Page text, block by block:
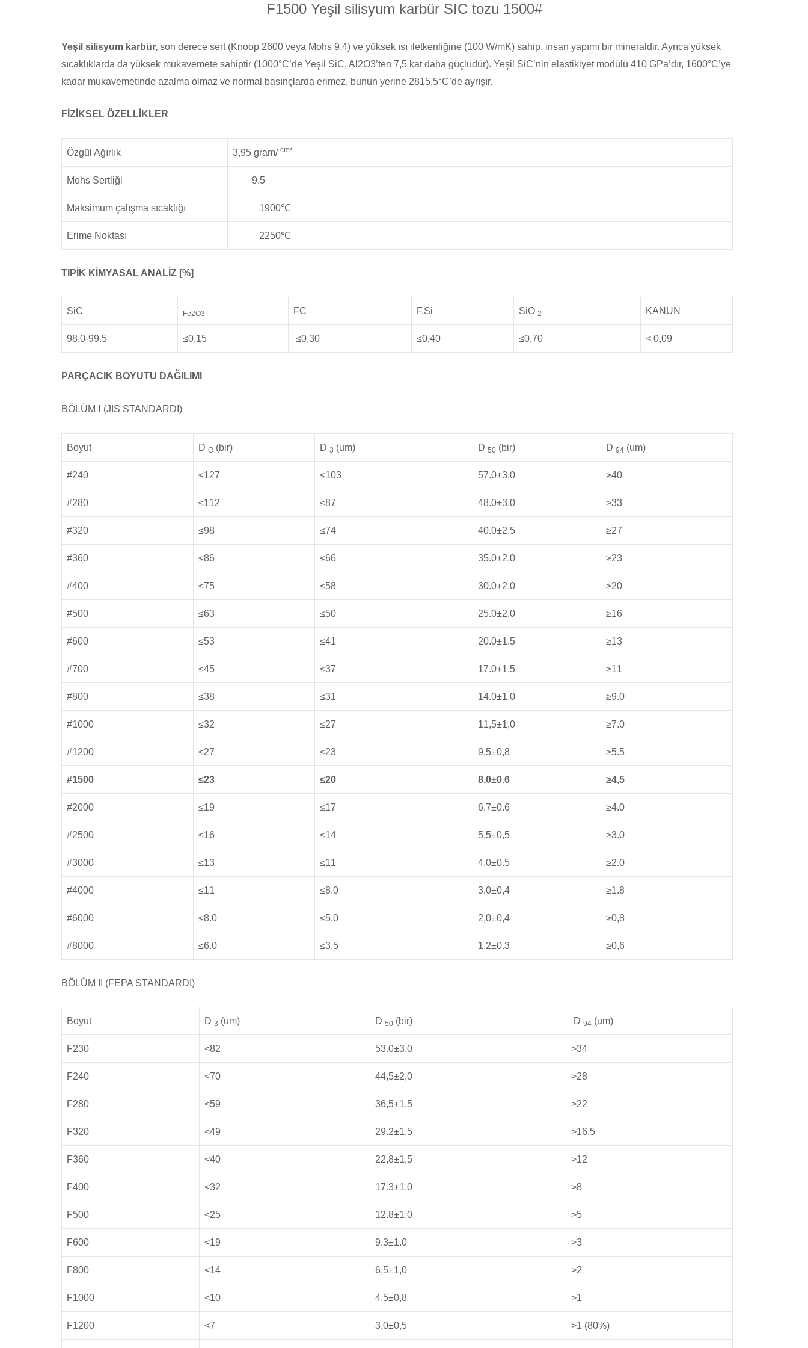
F1500 Yeşil silisyum karbür SIC tozu 1500#
Yeşil silisyum karbür, son derece sert (Knoop 2600 veya Mohs 9.4) ve yüksek ısı iletkenliğine (100 W/mK) sahip, insan yapımı bir mineraldir. Ayrıca yüksek
sıcaklıklarda da yüksek mukavemete sahiptir (1000°C’de Yeşil SiC, Al2O3’ten 7,5 kat daha güçlüdür). Yeşil SiC’nin elastikiyet modülü 410 GPa’dır, 1600°C’ye
kadar mukavemetinde azalma olmaz ve normal basınçlarda erimez, bunun yerine 2815,5°C’de ayrışır.
FİZİKSEL ÖZELLİKLER
Özgül Ağırlık 3,95 gram/ cm³
Mohs Sertliği 9.5
Maksimum çalışma sıcaklığı 1900℃
Erime Noktası 2250℃
TIPİK KİMYASAL ANALİZ [%]
SiC Fe2O3 FC F.Si SiO 2 KANUN
98.0-99.5 ≤0,15 ≤0,30 ≤0,40 ≤0,70 < 0,09
PARÇACIK BOYUTU DAĞILIMI
BÖLÜM Ⅰ (JIS STANDARDI)
Boyut D O (bir) D 3 (um) D 50 (bir) D 94 (um)
#240 ≤127 ≤103 57.0±3.0 ≥40
#280 ≤112 ≤87 48.0±3.0 ≥33
#320 ≤98 ≤74 40.0±2.5 ≥27
#360 ≤86 ≤66 35.0±2.0 ≥23
#400 ≤75 ≤58 30.0±2.0 ≥20
#500 ≤63 ≤50 25.0±2.0 ≥16
#600 ≤53 ≤41 20.0±1.5 ≥13
#700 ≤45 ≤37 17.0±1.5 ≥11
#800 ≤38 ≤31 14.0±1.0 ≥9.0
#1000 ≤32 ≤27 11,5±1,0 ≥7.0
#1200 ≤27 ≤23 9,5±0,8 ≥5.5
#1500 ≤23 ≤20 8.0±0.6 ≥4,5
#2000 ≤19 ≤17 6.7±0.6 ≥4.0
#2500 ≤16 ≤14 5,5±0,5 ≥3.0
#3000 ≤13 ≤11 4.0±0.5 ≥2.0
#4000 ≤11 ≤8.0 3,0±0,4 ≥1.8
#6000 ≤8.0 ≤5.0 2,0±0,4 ≥0,8
#8000 ≤6.0 ≤3,5 1.2±0.3 ≥0,6
BÖLÜM II (FEPA STANDARDI)
Boyut D 3 (um) D 50 (bir) D 94 (um)
F230 <82 53.0±3.0 >34
F240 <70 44,5±2,0 >28
F280 <59 36,5±1,5 >22
F320 <49 29.2±1.5 >16.5
F360 <40 22,8±1,5 >12
F400 <32 17.3±1.0 >8
F500 <25 12.8±1.0 >5
F600 <19 9.3±1.0 >3
F800 <14 6,5±1,0 >2
F1000 <10 4,5±0,8 >1
F1200 <7 3,0±0,5 >1 (80%)